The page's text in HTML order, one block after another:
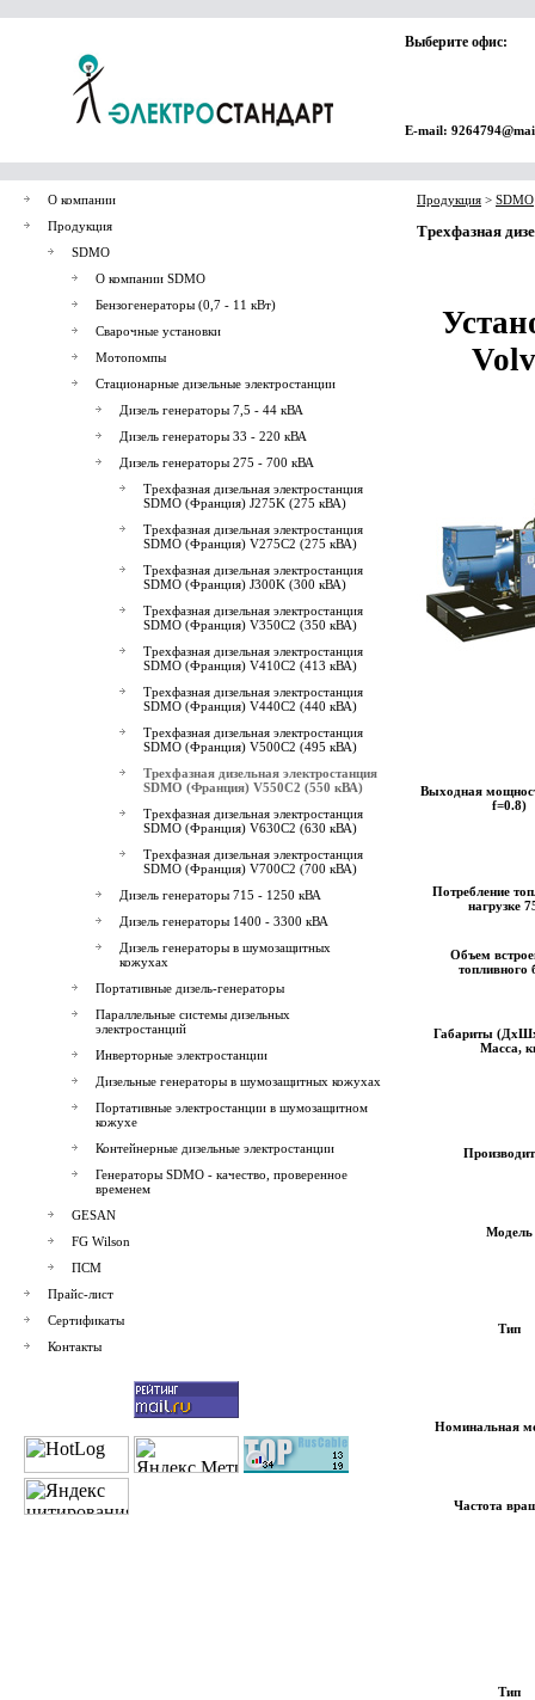
Выберите офис:
E-mail:
О компании
Продукция
SDMO
О компании SDMO
Бензогенераторы (0,7 - 11 кВт)
Сварочные установки
Мотопомпы
Стационарные дизельные электростанции
Дизель генераторы 7,5 - 44 кВА
Дизель генераторы 33 - 220 кВА
Дизель генераторы 275 - 700 кВА
Трехфазная дизельная электростанция
SDMO (Франция) J275K (275 кВА)
Трехфазная дизельная электростанция
SDMO (Франция) V275C2 (275 кВА)
Трехфазная дизельная электростанция
SDMO (Франция) J300K (300 кВА)
Трехфазная дизельная электростанция
SDMO (Франция) V350C2 (350 кВА)
Трехфазная дизельная электростанция
SDMO (Франция) V410C2 (413 кВА)
Трехфазная дизельная электростанция
SDMO (Франция) V440C2 (440 кВА)
Трехфазная дизельная электростанция
SDMO (Франция) V500C2 (495 кВА)
Трехфазная дизельная электростанция
SDMO (Франция) V550C2 (550 кВА)
Трехфазная дизельная электростанция
SDMO (Франция) V630C2 (630 кВА)
Трехфазная дизельная электростанция
SDMO (Франция) V700C2 (700 кВА)
Дизель генераторы 715 - 1250 кВА
Дизель генераторы 1400 - 3300 кВА
Дизель генераторы в шумозащитных
кожухах
Портативные дизель-генераторы
Параллельные системы дизельных
электростанций
Инверторные электростанции
Дизельные генераторы в шумозащитных кожухах
Портативные электростанции в шумозащитном
кожухе
Контейнерные дизельные электростанции
Генераторы SDMO - качество, проверенное
временем
GESAN
FG Wilson
ПСМ
Прайс-лист
Сертификаты
Контакты
Продукция > SDMO
Трехфазная
Выходная
f=0.8)
Потребление
нагрузке
Объем
топливного
Габариты
Масса,
Модель
Тип
Номинальная
Частота
Тип